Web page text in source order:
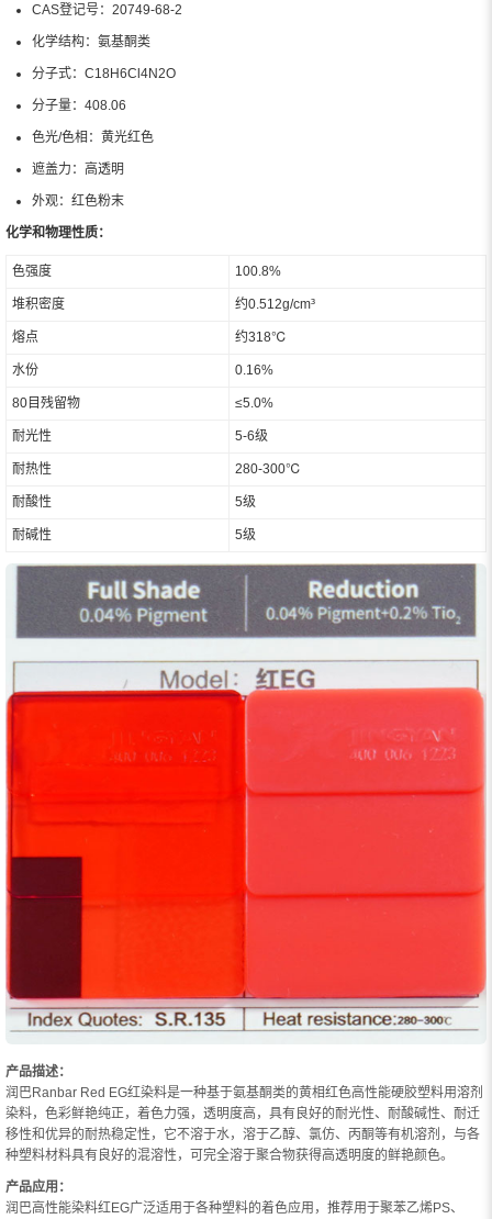
CAS登记号：20749-68-2
化学结构：氨基酮类
分子式：C18H6Cl4N2O
分子量：408.06
色光/色相：黄光红色
遮盖力：高透明
外观：红色粉末
化学和物理性质：
色强度 100.8%
堆积密度 约0.512g/cm³
熔点 约318℃
水份 0.16%
80目残留物 ≤5.0%
耐光性 5-6级
耐热性 280-300℃
耐酸性 5级
耐碱性 5级
产品描述：
润巴Ranbar Red EG红染料是一种基于氨基酮类的黄相红色高性能硬胶塑料用溶剂
染料，色彩鲜艳纯正，着色力强，透明度高，具有良好的耐光性、耐酸碱性、耐迁
移性和优异的耐热稳定性，它不溶于水，溶于乙醇、氯仿、丙酮等有机溶剂，与各
种塑料材料具有良好的混溶性，可完全溶于聚合物获得高透明度的鲜艳颜色。
产品应用：
润巴高性能染料红EG广泛适用于各种塑料的着色应用，推荐用于聚苯乙烯PS、